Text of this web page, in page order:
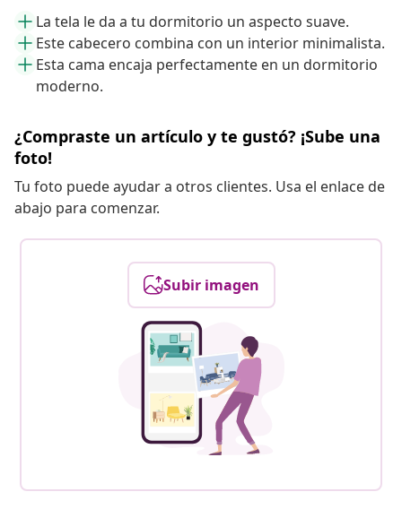
La tela le da a tu dormitorio un aspecto suave.
Este cabecero combina con un interior minimalista.
Esta cama encaja perfectamente en un dormitorio
moderno.
¿Compraste un artículo y te gustó? ¡Sube una
foto!
Tu foto puede ayudar a otros clientes. Usa el enlace de
abajo para comenzar.
Subir imagen